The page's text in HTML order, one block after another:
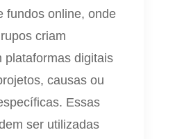
fundos online, onde
criam
plataformas digitais
causas ou
Essas
ser utilizadas